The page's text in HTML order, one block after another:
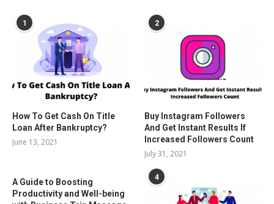
1
How To Get Cash On Title
Loan After Bankruptcy?
June 13, 2021
2
Buy Instagram Followers
And Get Instant Results If
Increased Followers Count
July 31, 2021
A Guide to Boosting
Productivity and Well-being
4